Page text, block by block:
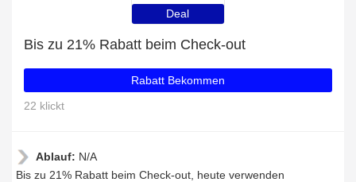
Deal
Bis zu 21% Rabatt beim Check-out
Rabatt Bekommen
22 klickt
Ablauf: N/A
Bis zu 21% Rabatt beim Check-out, heute verwenden